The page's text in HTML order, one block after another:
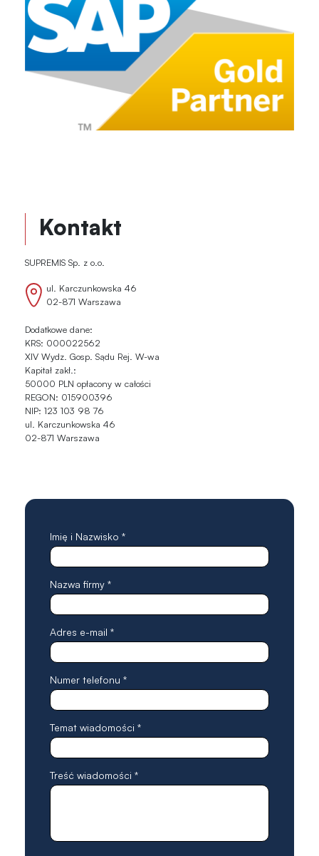
Kontakt
SUPREMIS Sp. z o.o.
ul. Karczunkowska 46
02-871 Warszawa
Dodatkowe dane:
KRS: 000022562
XIV Wydz. Gosp. Sądu Rej. W-wa
Kapitał zakł.:
50000 PLN opłacony w całości
REGON: 015900396
NIP: 123 103 98 76
ul. Karczunkowska 46
02-871 Warszawa
Imię i Nazwisko *
Nazwa firmy *
Adres e-mail *
Numer telefonu *
Temat wiadomości *
Treść wiadomości *